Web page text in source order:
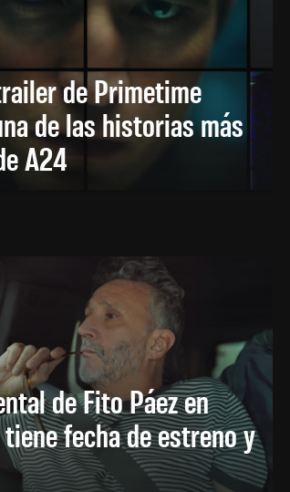
de Primetime
de las historias más
A24
de Fito Páez en
fecha de estreno y